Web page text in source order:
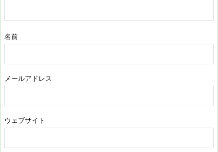
名前
メールアドレス
ウェブサイト